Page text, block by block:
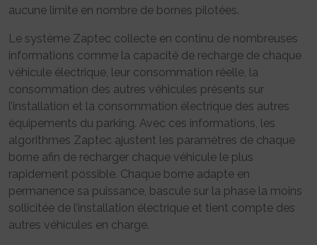
aucune limite en nombre de bornes pilotées.
Le système Zaptec collecte en continu de nombreuses
informations comme la capacité de recharge de chaque
véhicule électrique, leur consommation réelle, la
consommation des autres véhicules présents sur
l’installation et la consommation électrique des autres
équipements du parking. Avec ces informations, les
algorithmes Zaptec ajustent les paramètres de chaque
borne afin de recharger chaque véhicule le plus
rapidement possible. Chaque borne adapte en
permanence sa puissance, bascule sur la phase la moins
sollicitée de l’installation électrique et tient compte des
autres véhicules en charge.